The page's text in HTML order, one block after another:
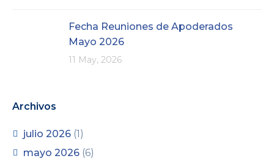
Fecha Reuniones de Apoderados
Mayo 2026
11 May, 2026
Archivos
julio 2026 (1)
mayo 2026 (6)